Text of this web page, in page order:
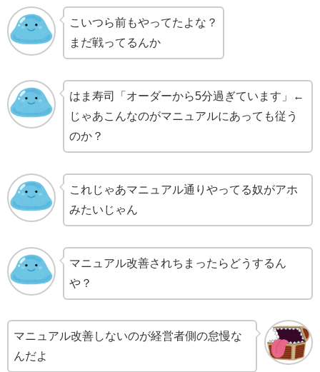
こいつら前もやってたよな？
まだ戦ってるんか
はま寿司「オーダーから5分過ぎています」←
じゃあこんなのがマニュアルにあっても従う
のか？
これじゃあマニュアル通りやってる奴がアホ
みたいじゃん
マニュアル改善されちまったらどうするん
や？
マニュアル改善しないのが経営者側の怠慢な
んだよ